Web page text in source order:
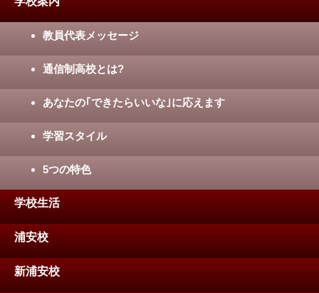
教員代表メッセージ
通信制高校とは?
あなたの｢できたらいいな｣に応えます
学習スタイル
5つの特色
学校生活
浦安校
新浦安校